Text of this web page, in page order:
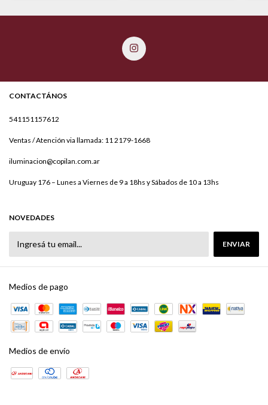
CONTACTÁNOS
541151157612
Ventas / Atención via llamada: 11 2179-1668
iluminacion@copilan.com.ar
Uruguay 176 – Lunes a Viernes de 9 a 18hs y Sábados de 10 a 13hs
NOVEDADES
Medios de pago
Medios de envío